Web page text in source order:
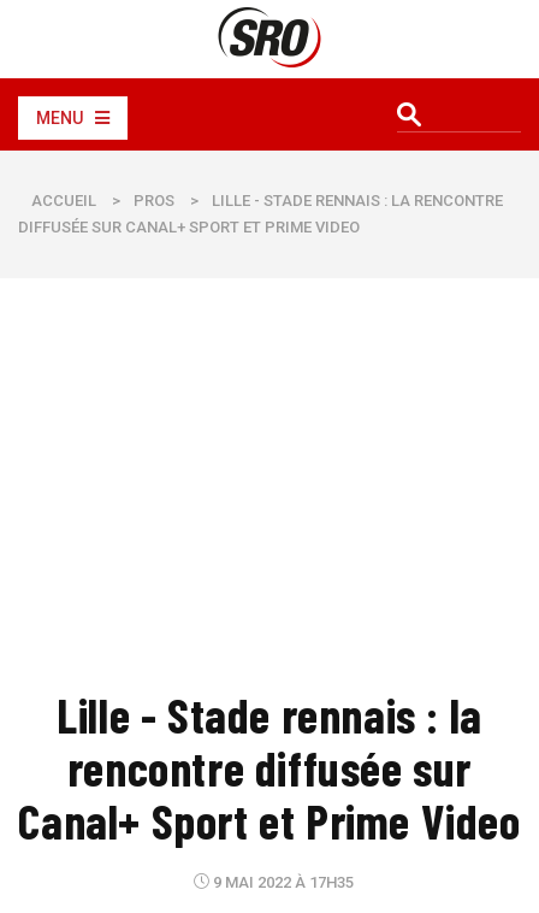
MENU
ACCUEIL > PROS >
LILLE - STADE RENNAIS : LA RENCONTRE
DIFFUSÉE SUR CANAL+ SPORT ET PRIME VIDEO
Lille - Stade rennais : la
rencontre diffusée sur
Canal+ Sport et Prime Video
9 MAI 2022 À 17H35